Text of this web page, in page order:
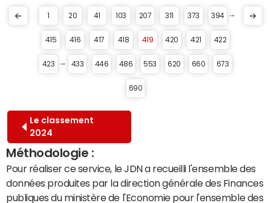
1 20 41 103 207 311 373 394
415 416 417 418 419 420 421 422
423 433 446 486 553 620 660 673
690
Le classement
2024
Méthodologie :
Pour réaliser ce service, le JDN a recueilli l'ensemble des
données produites par la direction générale des Finances
publiques du ministère de l'Economie pour l'ensemble des